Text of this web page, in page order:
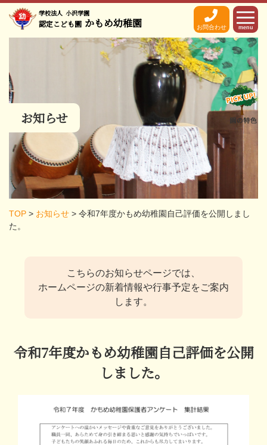
学校法人 小沢学園
認定こども園 かもめ幼稚園 お問合わせ menu
お知らせ
TOP > お知らせ > 令和7年度かもめ幼稚園自己評価を公開しまし
た。
こちらのお知らせページでは、
ホームページの新着情報や行事予定をご案内
します。
令和7年度かもめ幼稚園自己評価を公開
しました。